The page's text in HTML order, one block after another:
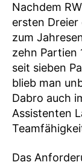
Nachdem
ersten
zum
zehn Partien
seit sieben
blieb man
Dabro auch
Assistenten
Das